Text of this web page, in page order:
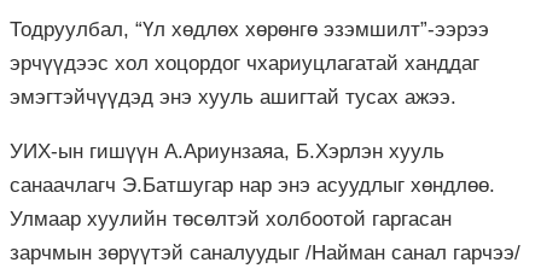
Тодруулбал, “Үл хөдлөх хөрөнгө эзэмшилт”-ээрээ
эрчүүдээс хол хоцордог чхариуцлагатай ханддаг
эмэгтэйчүүдэд энэ хууль ашигтай тусах ажээ.
УИХ-ын гишүүн А.Ариунзаяа, Б.Хэрлэн хууль
санаачлагч Э.Батшугар нар энэ асуудлыг хөндлөө.
Улмаар хуулийн төсөлтэй холбоотой гаргасан
зарчмын зөрүүтэй саналуудыг /Найман санал гарчээ/